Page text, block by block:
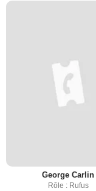
George Carlin
Rôle : Rufus